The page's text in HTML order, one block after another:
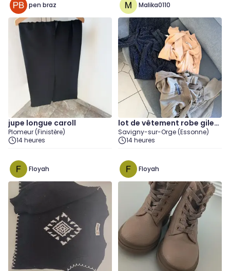
pen braz
jupe longue caroll
Plomeur (Finistère)
14 heures
Malika0110
lot de vêtement robe gilet
veste
Savigny-sur-Orge (Essonne)
14 heures
Floyah Floyah